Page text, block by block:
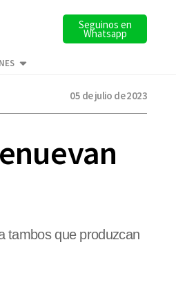
Seguinos en
Whatsapp
05 de julio de 2023
tambos que produzcan